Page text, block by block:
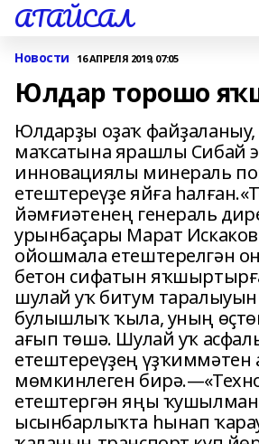
АТАЙСАЛ
Новости 16 АПРЕЛЯ 2019, 07:05
Юлдар торошо
Юлдарҙы оҙаҡ
маҡсатына ярашлы Сибай
инновациялы минераль
етештереүҙе яйға
йәмғиәтенең генераль
урынбаҫары Марат Искаков
ойошмала етештерелгән
бетон сифатын
шулай уҡ битум таралыуын
булышлыҡ ҡыла, уның
ағып төшә. Шулай уҡ
етештереүҙең үҙҡиммәтен
мөмкинлеген
етештергән яңы
ысынбарлыҡта һынап